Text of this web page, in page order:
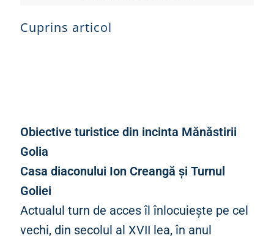
Cuprins articol
Obiective turistice din incinta Mănăstirii
Golia
Casa diaconului Ion Creangă și Turnul
Goliei
Actualul turn de acces îl înlocuiește pe cel
vechi, din secolul al XVII lea, în anul